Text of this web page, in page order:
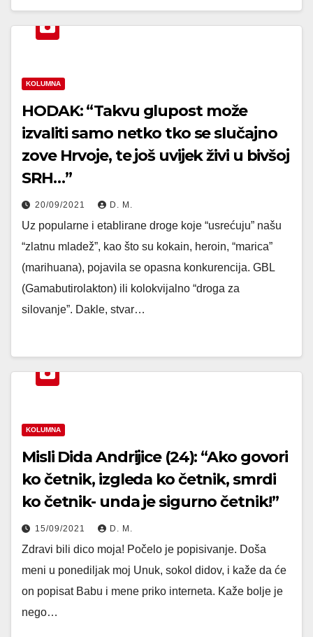
KOLUMNA
HODAK: “Takvu glupost može
izvaliti samo netko tko se slučajno
zove Hrvoje, te još uvijek živi u bivšoj
SRH…”
20/09/2021 D. M.
Uz popularne i etablirane droge koje “usrećuju” našu
“zlatnu mladež”, kao što su kokain, heroin, “marica”
(marihuana), pojavila se opasna konkurencija. GBL
(Gamabutirolakton) ili kolokvijalno “droga za
silovanje”. Dakle, stvar…
KOLUMNA
Misli Dida Andrijice (24): “Ako govori
ko četnik, izgleda ko četnik, smrdi
ko četnik- unda je sigurno četnik!”
15/09/2021 D. M.
Zdravi bili dico moja! Počelo je popisivanje. Doša
meni u ponediljak moj Unuk, sokol didov, i kaže da će
on popisat Babu i mene priko interneta. Kaže bolje je
nego…